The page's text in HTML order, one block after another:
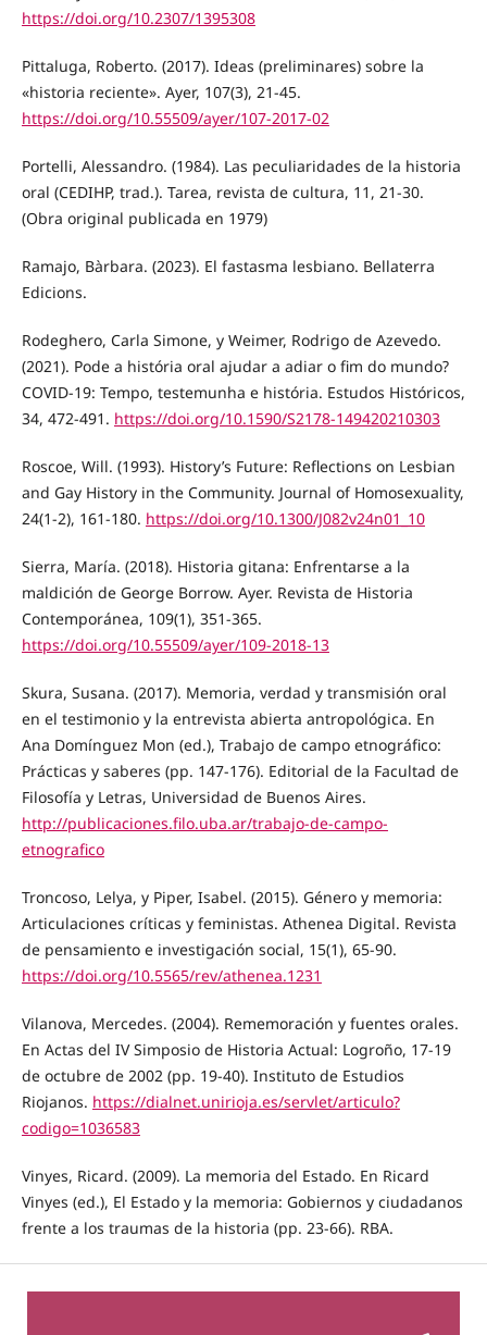
https://doi.org/10.2307/1395308
Pittaluga, Roberto. (2017). Ideas (preliminares) sobre la
«historia reciente». Ayer, 107(3), 21-45.
https://doi.org/10.55509/ayer/107-2017-02
Portelli, Alessandro. (1984). Las peculiaridades de la historia
oral (CEDIHP, trad.). Tarea, revista de cultura, 11, 21-30.
(Obra original publicada en 1979)
Ramajo, Bàrbara. (2023). El fastasma lesbiano. Bellaterra
Edicions.
Rodeghero, Carla Simone, y Weimer, Rodrigo de Azevedo.
(2021). Pode a história oral ajudar a adiar o fim do mundo?
COVID-19: Tempo, testemunha e história. Estudos Históricos,
34, 472-491. https://doi.org/10.1590/S2178-149420210303
Roscoe, Will. (1993). History’s Future: Reflections on Lesbian
and Gay History in the Community. Journal of Homosexuality,
24(1-2), 161-180. https://doi.org/10.1300/J082v24n01_10
Sierra, María. (2018). Historia gitana: Enfrentarse a la
maldición de George Borrow. Ayer. Revista de Historia
Contemporánea, 109(1), 351-365.
https://doi.org/10.55509/ayer/109-2018-13
Skura, Susana. (2017). Memoria, verdad y transmisión oral
en el testimonio y la entrevista abierta antropológica. En
Ana Domínguez Mon (ed.), Trabajo de campo etnográfico:
Prácticas y saberes (pp. 147-176). Editorial de la Facultad de
Filosofía y Letras, Universidad de Buenos Aires.
http://publicaciones.filo.uba.ar/trabajo-de-campo-
etnografico
Troncoso, Lelya, y Piper, Isabel. (2015). Género y memoria:
Articulaciones críticas y feministas. Athenea Digital. Revista
de pensamiento e investigación social, 15(1), 65-90.
https://doi.org/10.5565/rev/athenea.1231
Vilanova, Mercedes. (2004). Rememoración y fuentes orales.
En Actas del IV Simposio de Historia Actual: Logroño, 17-19
de octubre de 2002 (pp. 19-40). Instituto de Estudios
Riojanos. https://dialnet.unirioja.es/servlet/articulo?
codigo=1036583
Vinyes, Ricard. (2009). La memoria del Estado. En Ricard
Vinyes (ed.), El Estado y la memoria: Gobiernos y ciudadanos
frente a los traumas de la historia (pp. 23-66). RBA.